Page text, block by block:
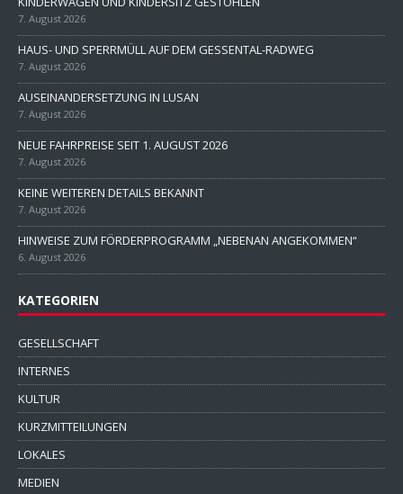
7. August 2026
HAUS- UND SPERRMÜLL AUF DEM GESSENTAL-RADWEG
7. August 2026
AUSEINANDERSETZUNG IN LUSAN
7. August 2026
NEUE FAHRPREISE SEIT 1. AUGUST 2026
7. August 2026
KEINE WEITEREN DETAILS BEKANNT
7. August 2026
HINWEISE ZUM FÖRDERPROGRAMM „NEBENAN ANGEKOMMEN“
6. August 2026
KATEGORIEN
GESELLSCHAFT
INTERNES
KULTUR
KURZMITTEILUNGEN
LOKALES
MEDIEN